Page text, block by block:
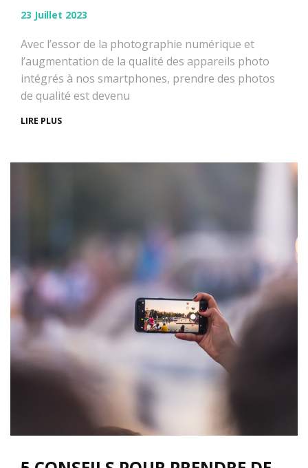
23 Juillet 2023
Avec l’essor de la photographie numérique et
l’augmentation de la qualité des appareils photo
intégrés à nos smartphones, prendre des photos
de qualité est devenu
LIRE PLUS